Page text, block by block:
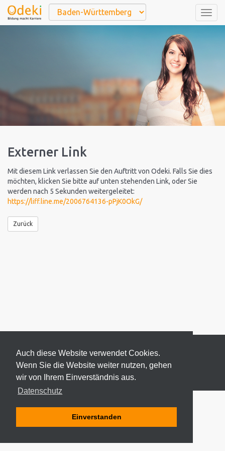
Auch diese Website verwendet Cookies.
Wenn Sie die Website weiter nutzen, gehen
wir von Ihrem Einverständnis aus.
Datenschutz
Einverstanden
Externer Link
Mit diesem Link verlassen Sie den Auftritt von Odeki. Falls Sie dies
möchten, klicken Sie bitte auf unten stehenden Link, oder Sie
werden nach 5 Sekunden weitergeleitet:
https://liff.line.me/2006764136-pPjK0OkG/
Zurück
© 2026 ODEKI - ALLE RECHTE VORBEHALTEN